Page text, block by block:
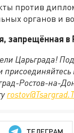
против
органов и
запрещённая в
Царьграда!
присоединяйтесь
Ростов-на-